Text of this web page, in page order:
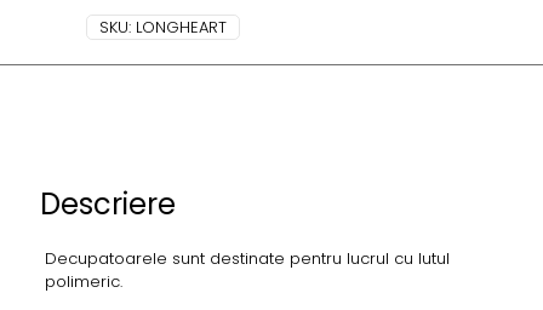
SKU: LONGHEART
Descriere
Decupatoarele sunt destinate pentru lucrul cu lutul
polimeric.